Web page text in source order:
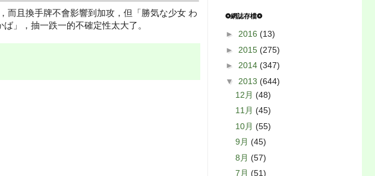
而且換手牌不會影響到加攻，但「勝気な少女 わ
」，抽一跌一的不確定性太大了。
❂網誌存檔❂
► 2016 (13)
► 2015 (275)
► 2014 (347)
▼ 2013 (644)
12月 (48)
11月 (45)
10月 (55)
9月 (45)
8月 (57)
7月 (51)